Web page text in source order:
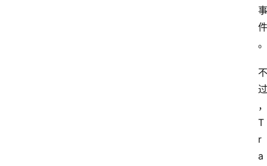
事
件
。
不
过
，
T
r
a